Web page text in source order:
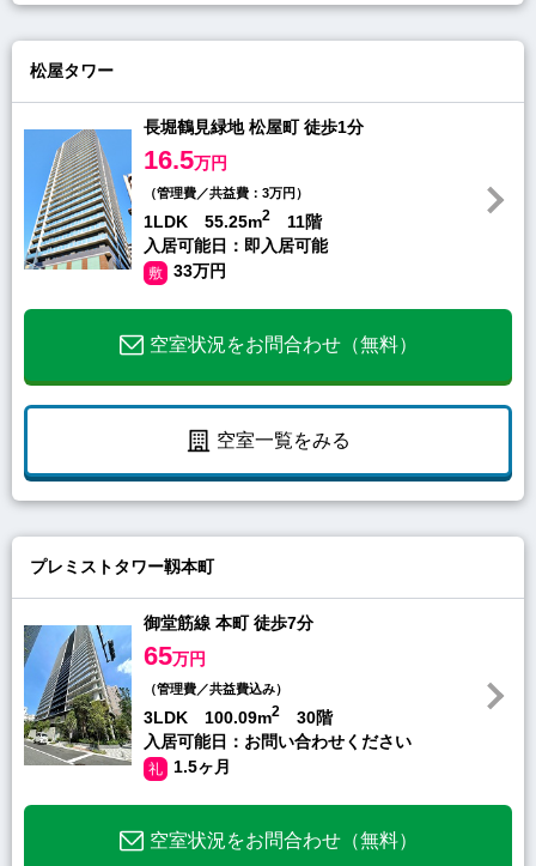
松屋タワー
長堀鶴見緑地 松屋町 徒歩1分
16.5万円
（管理費／共益費：3万円）
1LDK 55.25m2
11階
入居可能日：即入居可能
敷 33万円
空室状況をお問合わせ（無料）
空室一覧をみる
プレミストタワー靱本町
御堂筋線 本町 徒歩7分
65万円
（管理費／共益費込み）
3LDK 100.09m2
30階
入居可能日：お問い合わせください
礼 1.5ヶ月
空室状況をお問合わせ（無料）